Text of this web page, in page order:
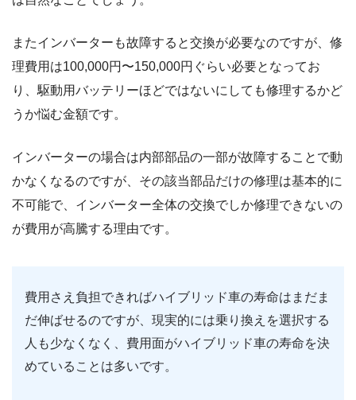
またインバーターも故障すると交換が必要なのですが、修
理費用は100,000円〜150,000円ぐらい必要となってお
り、駆動用バッテリーほどではないにしても修理するかど
うか悩む金額です。
インバーターの場合は内部部品の一部が故障することで動
かなくなるのですが、その該当部品だけの修理は基本的に
不可能で、インバーター全体の交換でしか修理できないの
が費用が高騰する理由です。
費用さえ負担できればハイブリッド車の寿命はまだま
だ伸ばせるのですが、現実的には乗り換えを選択する
人も少なくなく、費用面がハイブリッド車の寿命を決
めていることは多いです。